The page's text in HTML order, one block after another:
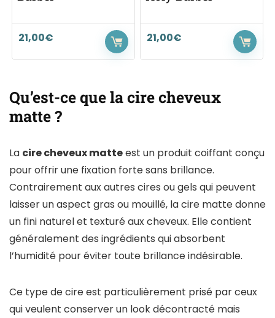
21,00€ 21,00€
Qu’est-ce que la cire cheveux
matte ?
La cire cheveux matteest un produit coiffant conçu
pour offrir une fixation forte sans brillance.
Contrairement aux autres cires ou gels qui peuvent
laisser un aspect gras ou mouillé, la cire matte donne
un fini naturel et texturé aux cheveux. Elle contient
généralement des ingrédients qui absorbent
l’humidité pour éviter toute brillance indésirable.
Ce type de cire est particulièrement prisé par ceux
qui veulent conserver un look décontracté mais